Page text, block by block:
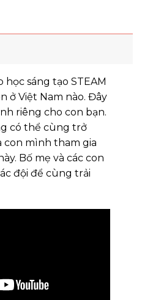
sáng tạo STEAM
ở Việt Nam nào. Đây
riêng cho con bạn.
có thể cùng trở
con mình tham gia
Bố mẹ và các con
đội để cùng trải